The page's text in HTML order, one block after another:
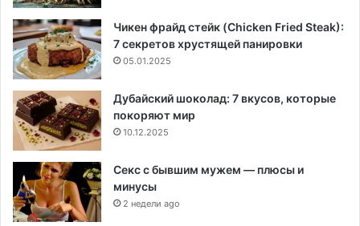
Чикен фрайд стейк (Chicken Fried Steak):
7 секретов хрустящей панировки
05.01.2025
Дубайский шоколад: 7 вкусов, которые
покоряют мир
10.12.2025
Секс с бывшим мужем — плюсы и
минусы
2 недели ago